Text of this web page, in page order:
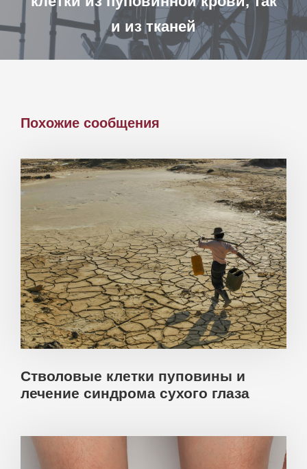
и из тканей
Похожие сообщения
Стволовые клетки пуповины и
лечение синдрома сухого глаза